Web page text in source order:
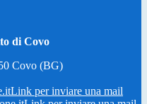
di Covo
Covo (BG)
Link per inviare una mail